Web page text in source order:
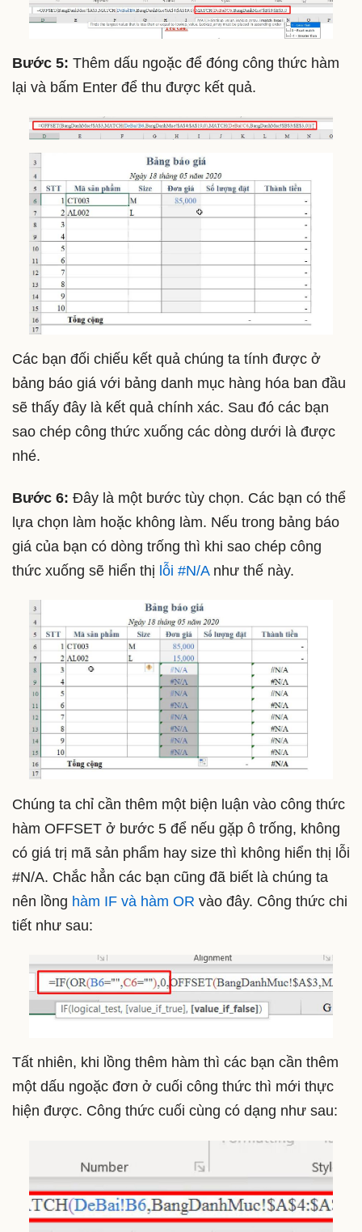
Bước 5: Thêm dấu ngoặc để đóng công thức hàm
lại và bấm Enter để thu được kết quả.
Các bạn đối chiếu kết quả chúng ta tính được ở
bảng báo giá với bảng danh mục hàng hóa ban đầu
sẽ thấy đây là kết quả chính xác. Sau đó các bạn
sao chép công thức xuống các dòng dưới là được
nhé.
Bước 6: Đây là một bước tùy chọn. Các bạn có thể
lựa chọn làm hoặc không làm. Nếu trong bảng báo
giá của bạn có dòng trống thì khi sao chép công
thức xuống sẽ hiển thị lỗi #N/Anhư thế này.
Chúng ta chỉ cần thêm một biện luận vào công thức
hàm OFFSET ở bước 5 để nếu gặp ô trống, không
có giá trị mã sản phẩm hay size thì không hiển thị lỗi
#N/A. Chắc hẳn các bạn cũng đã biết là chúng ta
nên lồng hàm IF và hàm OR vào đây. Công thức chi
tiết như sau:
Tất nhiên, khi lồng thêm hàm thì các bạn cần thêm
một dấu ngoặc đơn ở cuối công thức thì mới thực
hiện được. Công thức cuối cùng có dạng như sau: